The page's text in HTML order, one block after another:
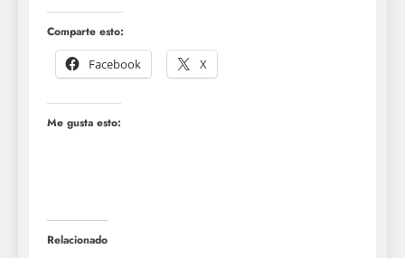
Comparte esto:
Facebook
X
Me gusta esto:
Relacionado